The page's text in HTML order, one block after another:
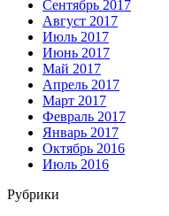
Сентябрь 2017
Август 2017
Июль 2017
Июнь 2017
Май 2017
Апрель 2017
Март 2017
Февраль 2017
Январь 2017
Октябрь 2016
Июль 2016
Рубрики